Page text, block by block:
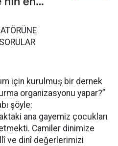
için kurulmuş bir dernek
organizasyonu yapar?”
şöyle:
ana gayemiz çocukları
Camiler dinimize
ve dinî değerlerimizi